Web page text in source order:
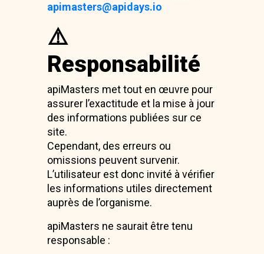
apimasters@apidays.io
⚠️
Responsabilité
apiMasters met tout en œuvre pour
assurer l’exactitude et la mise à jour
des informations publiées sur ce
site.
Cependant, des erreurs ou
omissions peuvent survenir.
L’utilisateur est donc invité à vérifier
les informations utiles directement
auprès de l’organisme.
apiMasters ne saurait être tenu
responsable :